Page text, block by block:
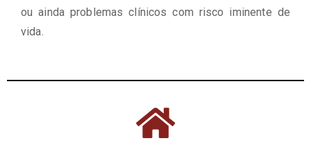
ou ainda problemas clínicos com risco iminente de
vida.